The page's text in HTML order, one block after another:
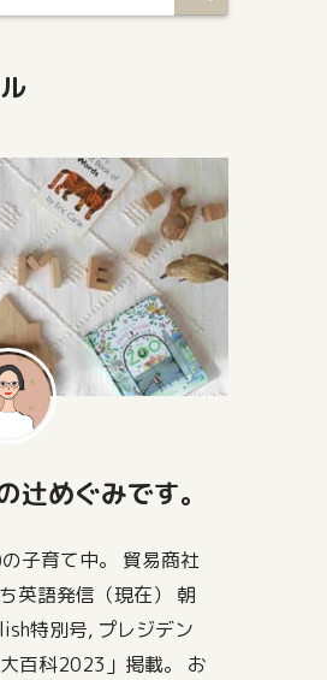
辻めぐみです。
子育て中。 貿易商社
英語発信（現在） 朝
特別号, プレジデン
百科2023」掲載。 お